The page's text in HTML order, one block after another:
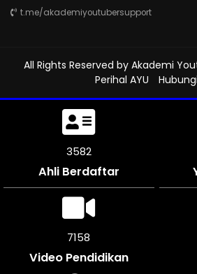
t.me/akademiyoutubersupport
All Rights Reserved by Akademi
Perihal AYU
3981
Ahli Berdaftar
7962
Video Pendidikan